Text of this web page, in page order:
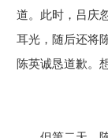
道。此时，吕庆
耳光，随后还将
陈英诚恳道歉。
多
诊